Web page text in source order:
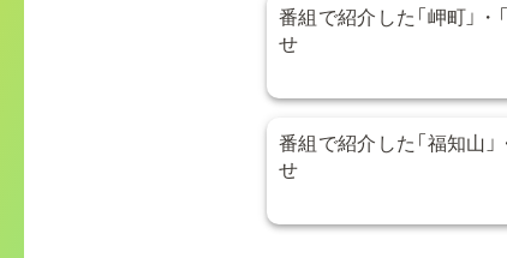
番組で紹介した「岬町」
せ
番組で紹介した「福知山
せ